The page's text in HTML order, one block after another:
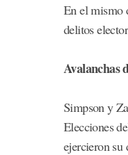
En el mismo
delitos
Avalanchas
Simpson y
Elecciones
ejercieron su